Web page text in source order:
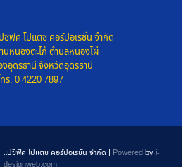
ซิฟิค โปแตซ คอร์ปอเรชั่น จำกัด
นหนองตะไก้ ตำบลหนองไผ่
งอุดรธานี จังหวัดอุดรธานี
ร. 0 4220 7897
ปซิฟิค โปแตซ คอร์ปอเรชั่น จำกัด | Poweredbyi-